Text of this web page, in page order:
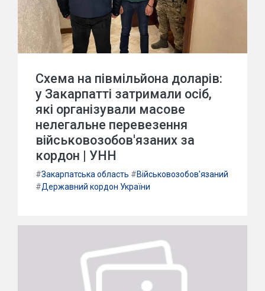
Схема на півмільйона доларів:
у Закарпатті затримали осіб,
які організували масове
нелегальне перевезення
військовозобов'язаних за
кордон | УНН
#Закарпатська область #Військовозобов'язаний
#Державний кордон України